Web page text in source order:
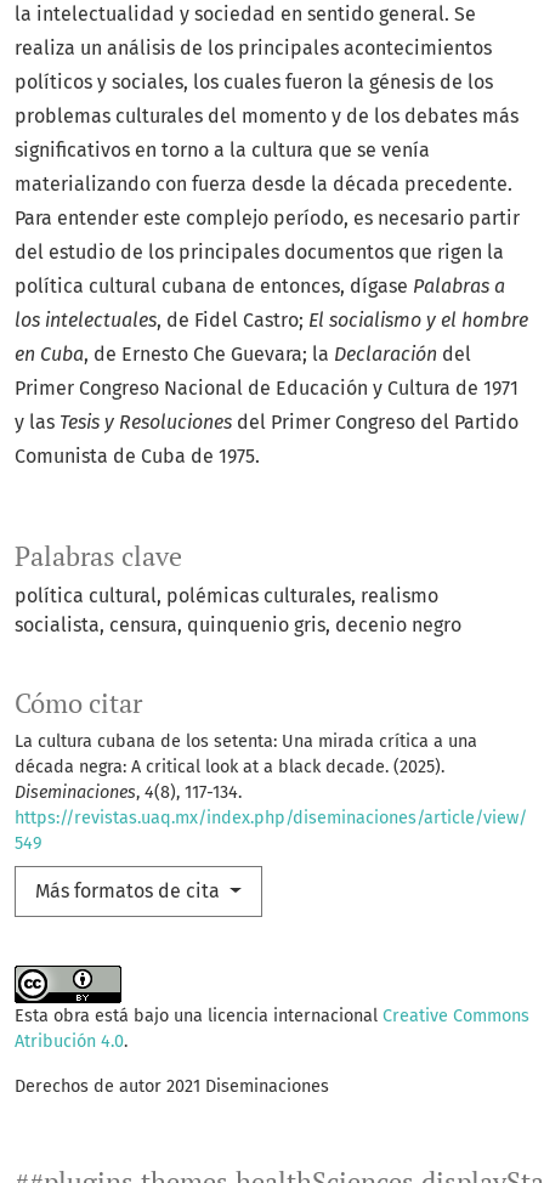
Palabras clave
política cultural polémicas culturales realismo
socialista censura quinquenio gris decenio negro
Cómo citar
La cultura cubana de los setenta: Una mirada crítica a una
década negra: A critical look at a black decade. (2025).
Diseminaciones, 4(8), 117-134.
https://revistas.uaq.mx/index.php/diseminaciones/article/view/
549
Más formatos de cita
la intelectualidad y sociedad en sentido general. Se
realiza un análisis de los principales acontecimientos
políticos y sociales, los cuales fueron la génesis de los
problemas culturales del momento y de los debates más
significativos en torno a la cultura que se venía
materializando con fuerza desde la década precedente.
Para entender este complejo período, es necesario partir
del estudio de los principales documentos que rigen la
política cultural cubana de entonces, dígase Palabras a
los intelectuales, de Fidel Castro; El socialismo y el hombre
en Cuba, de Ernesto Che Guevara; la Declaración del
Primer Congreso Nacional de Educación y Cultura de 1971
y las Tesis y Resoluciones del Primer Congreso del Partido
Comunista de Cuba de 1975.
Esta obra está bajo una licencia internacional Creative Commons
Atribución 4.0.
Derechos de autor 2021 Diseminaciones